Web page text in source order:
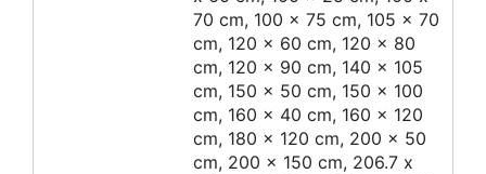
70 cm, 100 x 75 cm, 105 x 70
cm, 120 x 60 cm, 120 x 80
cm, 120 x 90 cm, 140 x 105
cm, 150 x 50 cm, 150 x 100
cm, 160 x 40 cm, 160 x 120
cm, 180 x 120 cm, 200 x 50
cm, 200 x 150 cm, 206.7 x